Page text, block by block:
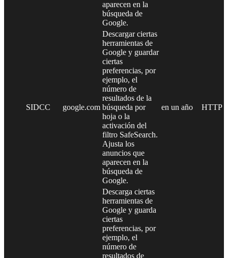
aparecen en la
búsqueda de
Google.
SIDCC google.com
Descargar ciertas
herramientas de
Google y guardar
ciertas
preferencias, por
ejemplo, el
número de
resultados de la
búsqueda por
hoja o la
activación del
filtro SafeSearch.
Ajusta los
anuncios que
aparecen en la
búsqueda de
Google.
en un año HTTP
Descarga ciertas
herramientas de
Google y guarda
ciertas
preferencias, por
ejemplo, el
número de
resultados de